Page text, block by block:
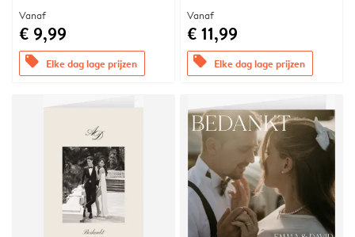
Vanaf
€ 9,99
offers Elke dag lage prijzen
Vanaf
€ 11,99
offers Elke dag lage prijzen